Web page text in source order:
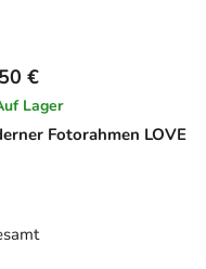
Fotorahmen LOVE
€
Lager